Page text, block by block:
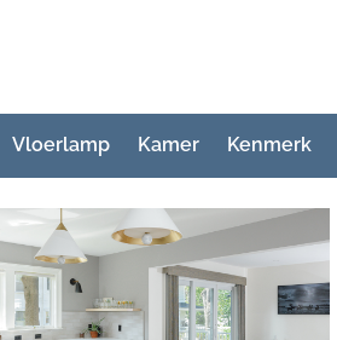
Vloerlamp Kamer Kenmerk